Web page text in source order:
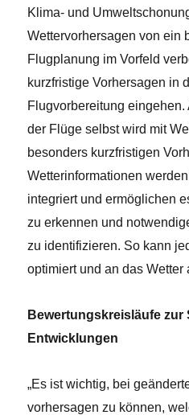
Klima- und
Wettervorhersagen von ein
Flugplanung im Vorfeld
kurzfristige Vorhersagen in
Flugvorbereitung
der Flüge selbst wird mit
besonders kurzfristigen
Wetterinformationen
integriert und ermöglichen
zu erkennen und
zu identifizieren. So kann
optimiert und an das Wetter
Bewertungskreisläufe
Entwicklungen
„Es ist wichtig, bei
vorhersagen zu können,